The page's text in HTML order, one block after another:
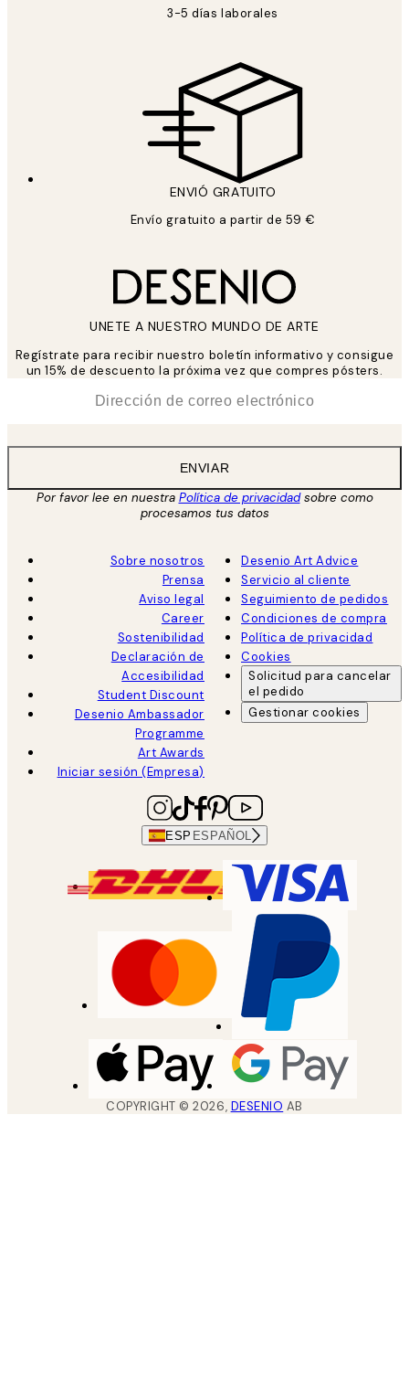
3-5 días laborales
ENVIÓ GRATUITO
Envío gratuito a partir de 59 €
UNETE A NUESTRO MUNDO DE ARTE
Regístrate para recibir nuestro boletín informativo y consigue
un 15% de descuento la próxima vez que compres pósters.
ENVIAR
Por favor lee en nuestra Política de privacidadsobre como
procesamos tus datos
Sobre nosotros
Prensa
Aviso legal
Career
Sostenibilidad
Declaración de
Accesibilidad
Student Discount
Desenio Ambassador
Programme
Art Awards
Iniciar sesión (Empresa)
Desenio Art Advice
Servicio al cliente
Seguimiento de pedidos
Condiciones de compra
Política de privacidad
Cookies
Solicitud para cancelar
el pedido
Gestionar cookies
ESP ESPAÑOL
COPYRIGHT ©2026, DESENIO AB